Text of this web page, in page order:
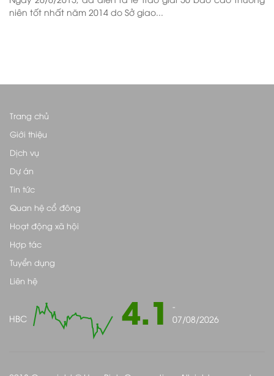
niên tốt nhất năm 2014 do Sở giao...
Trang chủ
Giới thiệu
Dịch vụ
Dự án
Tin tức
Quan hệ cổ đông
Hoạt động xã hội
Hợp tác
Tuyển dụng
Liên hệ
HBC 4.1
-
07/08/2026